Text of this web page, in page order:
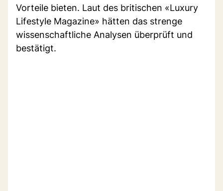
Vorteile bieten. Laut des britischen «Luxury
Lifestyle Magazine» hätten das strenge
wissenschaftliche Analysen überprüft und
bestätigt.